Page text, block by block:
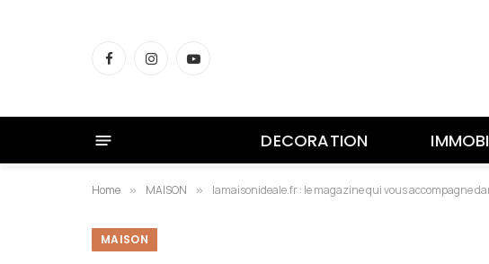
FacebookInstagramYouTube
DECORATION
Home » MAISON » lamaisonideale.fr : le magazine qui vous accompagne
MAISON